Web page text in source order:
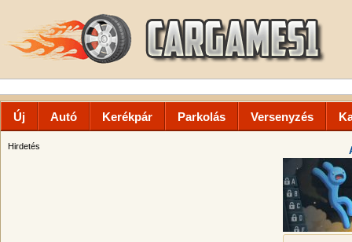
Új Autó Kerékpár Parkolás Versenyzés
Hirdetés